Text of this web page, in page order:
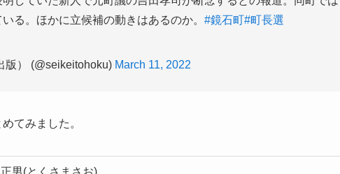
る。ほかに立候補の動きはあるのか。
#鏡石町#町長選
版） (@seikeitohoku) March 11, 2022
てみました。
正男(とくさまさお)